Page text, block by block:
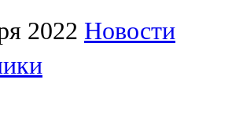
2022 Новости